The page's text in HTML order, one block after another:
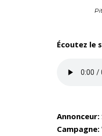
Écoutez le
Annonceur:
Campagne: